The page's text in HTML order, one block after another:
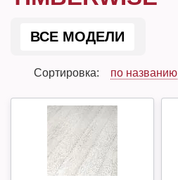
ВСЕ МОДЕЛИ
Сортировка: по названию